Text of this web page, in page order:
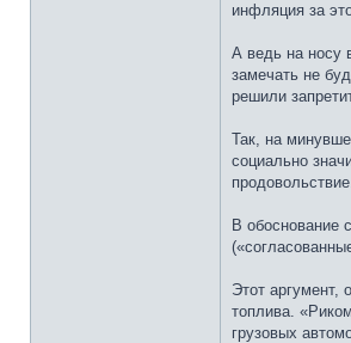
инфляция за
А ведь на носу
замечать не
решили
Так, на
социально
В обоснование
Этот аргумент,
топлива.
грузовых